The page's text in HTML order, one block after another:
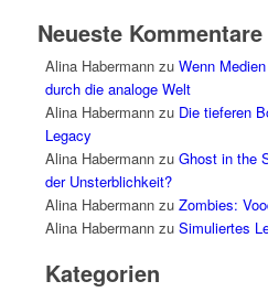
Neueste Kommentare
Alina Habermannzu Wenn
durch die analoge Welt
Alina Habermannzu Die tieferen
Legacy
Alina Habermannzu Ghost in the
der Unsterblichkeit?
Alina Habermannzu Zombies:
Alina Habermannzu Simuliertes
Kategorien